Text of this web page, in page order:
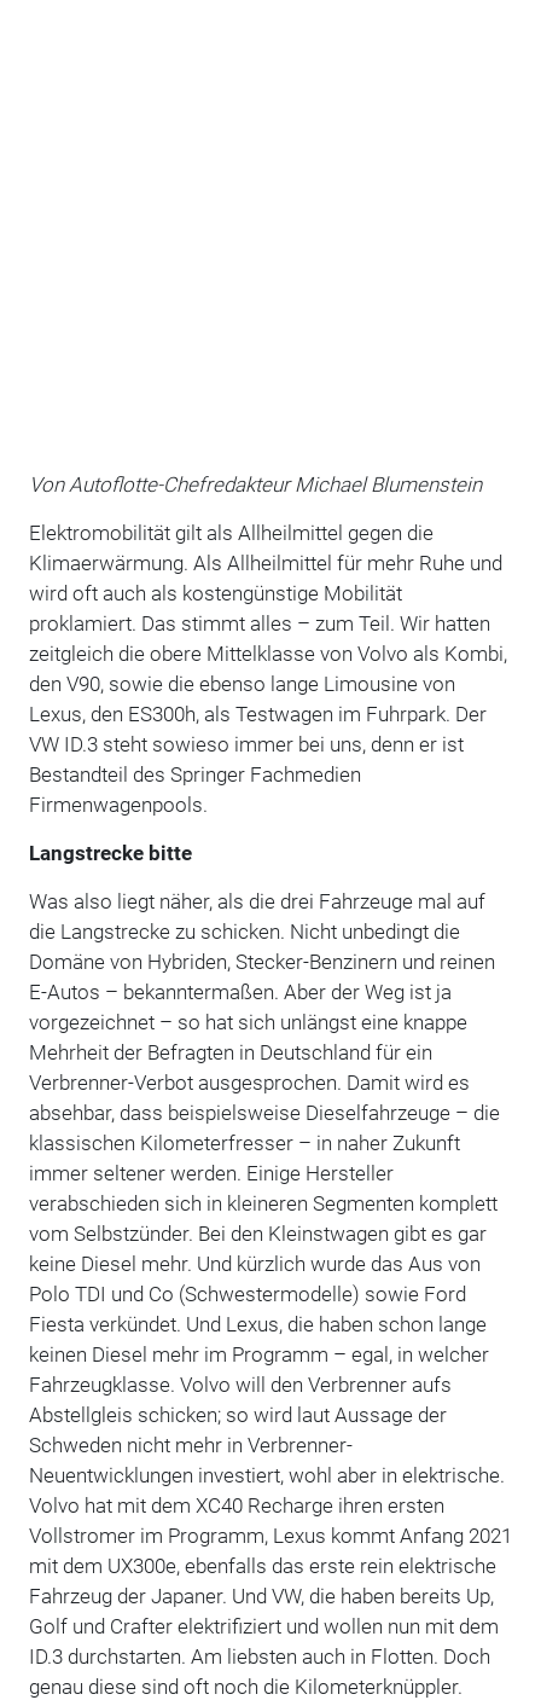
Von Autoflotte-Chefredakteur Michael Blumenstein
Elektromobilität gilt als Allheilmittel gegen die
Klimaerwärmung. Als Allheilmittel für mehr Ruhe und
wird oft auch als kostengünstige Mobilität
proklamiert. Das stimmt alles – zum Teil. Wir hatten
zeitgleich die obere Mittelklasse von Volvo als Kombi,
den V90, sowie die ebenso lange Limousine von
Lexus, den ES300h, als Testwagen im Fuhrpark. Der
VW ID.3 steht sowieso immer bei uns, denn er ist
Bestandteil des Springer Fachmedien
Firmenwagenpools.
Langstrecke bitte
Was also liegt näher, als die drei Fahrzeuge mal auf
die Langstrecke zu schicken. Nicht unbedingt die
Domäne von Hybriden, Stecker-Benzinern und reinen
E-Autos – bekanntermaßen. Aber der Weg ist ja
vorgezeichnet – so hat sich unlängst eine knappe
Mehrheit der Befragten in Deutschland für ein
Verbrenner-Verbot ausgesprochen. Damit wird es
absehbar, dass beispielsweise Dieselfahrzeuge – die
klassischen Kilometerfresser – in naher Zukunft
immer seltener werden. Einige Hersteller
verabschieden sich in kleineren Segmenten komplett
vom Selbstzünder. Bei den Kleinstwagen gibt es gar
keine Diesel mehr. Und kürzlich wurde das Aus von
Polo TDI und Co (Schwestermodelle) sowie Ford
Fiesta verkündet. Und Lexus, die haben schon lange
keinen Diesel mehr im Programm – egal, in welcher
Fahrzeugklasse. Volvo will den Verbrenner aufs
Abstellgleis schicken; so wird laut Aussage der
Schweden nicht mehr in Verbrenner-
Neuentwicklungen investiert, wohl aber in elektrische.
Volvo hat mit dem XC40 Recharge ihren ersten
Vollstromer im Programm, Lexus kommt Anfang 2021
mit dem UX300e, ebenfalls das erste rein elektrische
Fahrzeug der Japaner. Und VW, die haben bereits Up,
Golf und Crafter elektrifiziert und wollen nun mit dem
ID.3 durchstarten. Am liebsten auch in Flotten. Doch
genau diese sind oft noch die Kilometerknüppler.